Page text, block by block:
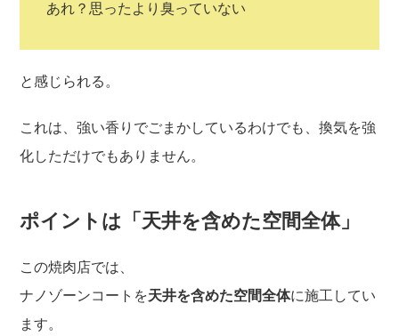
あれ？思ったより臭っていない
と感じられる。
これは、強い香りでごまかしているわけでも、換気を強
化しただけでもありません。
ポイントは「天井を含めた空間全体」
この焼肉店では、
ナノゾーンコートを天井を含めた空間全体に施工してい
ます。